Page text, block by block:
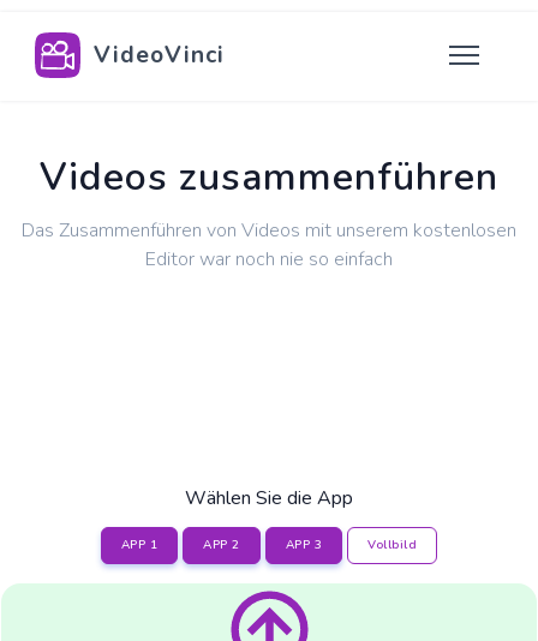
VideoVinci
Videos zusammenführen
Das Zusammenführen von Videos mit unserem kostenlosen
Editor war noch nie so einfach
Wählen Sie die App
APP 1 APP 2 APP 3 Vollbild